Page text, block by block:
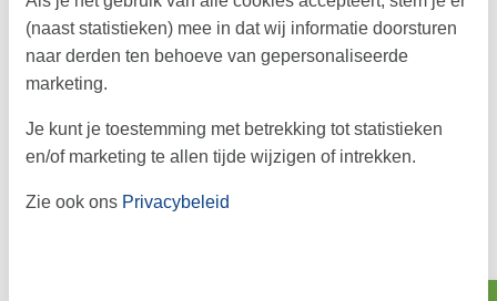
(naast statistieken) mee in dat wij informatie doorsturen
naar derden ten behoeve van gepersonaliseerde
marketing.
Je kunt je toestemming met betrekking tot statistieken
en/of marketing te allen tijde wijzigen of intrekken.
Zie ook ons Privacybeleid